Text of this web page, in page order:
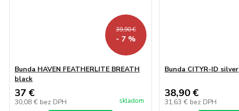
39,90 €
- 7 %
Bunda HAVEN FEATHERLITE BREATH
black
37 €
30,08 € bez DPH skladom
Bunda CITYR-ID silver
38,90 €
31,63 € bez DPH